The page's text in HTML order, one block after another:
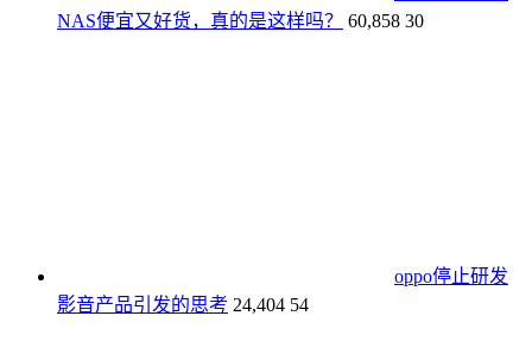
NAS便宜又好货，真的是这样吗？
60,858 30
oppo停止研发
影音产品引发的思考 24,404 54